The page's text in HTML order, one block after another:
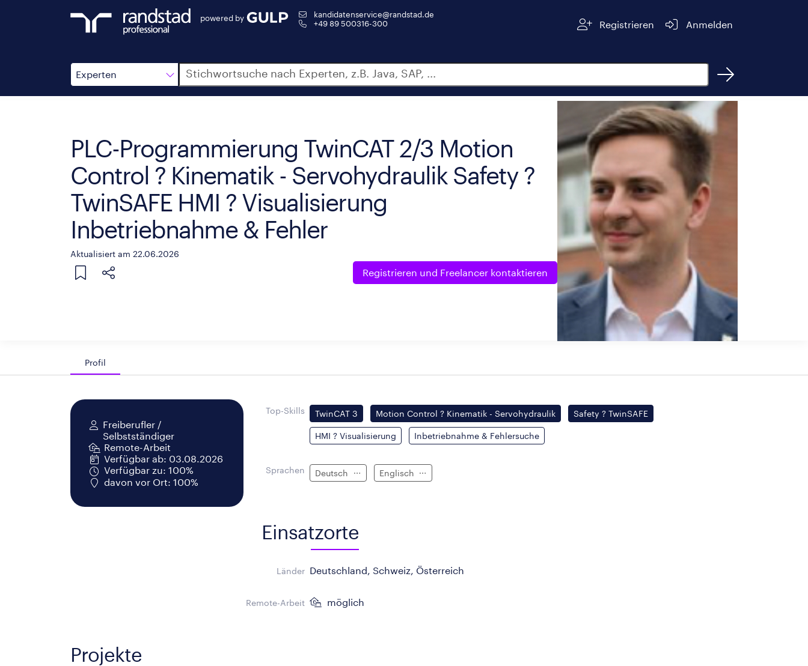
powered by
kandidatenservice@randstad.de
+49 89 500316-300
Registrieren Anmelden
Experten
Suche
PLC-Programmierung TwinCAT 2/3 Motion
Control ? Kinematik - Servohydraulik Safety ?
TwinSAFE HMI ? Visualisierung
Inbetriebnahme & Fehler
Aktualisiert am 22.06.2026
Registrieren und Freelancer kontaktieren
Profil
Freiberufler /
Selbstständiger
Remote-Arbeit
Verfügbar ab: 03.08.2026
Verfügbar zu: 100%
davon vor Ort: 100%
Top-Skills TwinCAT 3 Motion Control ? Kinematik - Servohydraulik Safety ? TwinSAFE
HMI ? Visualisierung Inbetriebnahme & Fehlersuche
Sprachen Deutsch Englisch
Einsatzorte
Länder Deutschland, Schweiz, Österreich
Remote-Arbeit möglich
Projekte